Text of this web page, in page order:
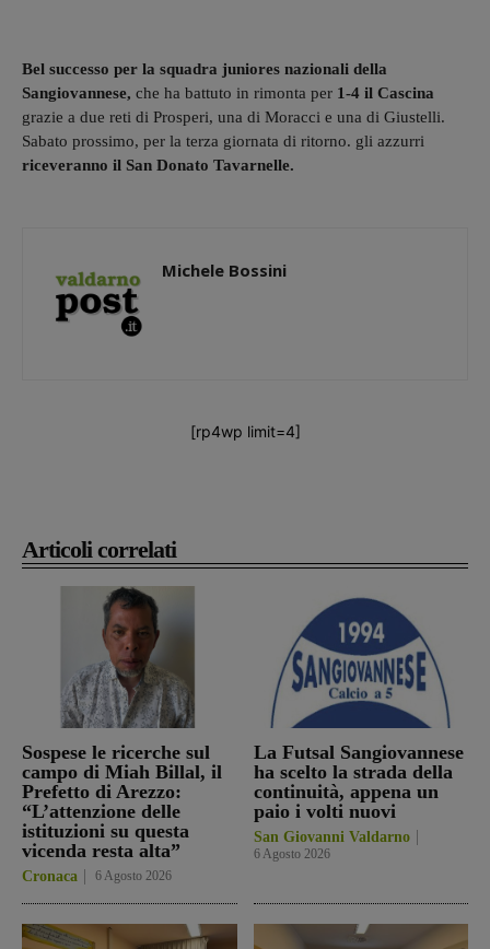
Articoli correlati
Sospese le ricerche sul
campo di Miah Billal, il
Prefetto di Arezzo:
“L’attenzione delle
istituzioni su questa
vicenda resta alta”
Cronaca 6 Agosto 2026
La Futsal Sangiovannese
ha scelto la strada della
continuità, appena un
paio i volti nuovi
San Giovanni Valdarno
6 Agosto 2026
Bel successo per la squadra juniores nazionali della
Sangiovannese, che ha battuto in rimonta per 1-4 il Cascina
grazie a due reti di Prosperi, una di Moracci e una di Giustelli.
Sabato prossimo, per la terza giornata di ritorno. gli azzurri
riceveranno il San Donato Tavarnelle.
Michele Bossini
[rp4wp limit=4]